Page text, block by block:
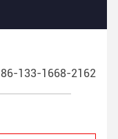
86-133-1668-2162